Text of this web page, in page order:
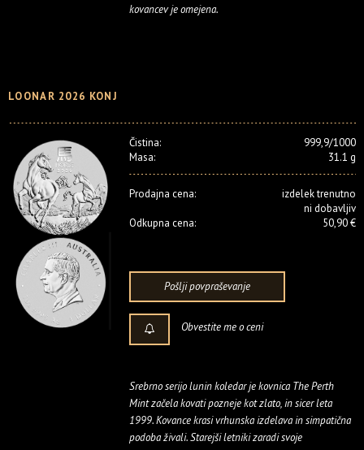
kovancev je omejena.
LOONAR 2026 KONJ
Čistina:
999,9/1000
Masa:
31.1 g
Prodajna cena:
izdelek trenutno
ni dobavljiv
Odkupna cena:
50,90 €
Pošlji povpraševanje
Obvestite me o ceni
Srebrno serijo lunin koledar je kovnica The Perth
Mint začela kovati pozneje kot zlato, in sicer leta
1999. Kovance krasi vrhunska izdelava in simpatična
podoba živali. Starejši letniki zaradi svoje